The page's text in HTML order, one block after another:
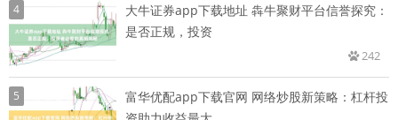
4
大牛证券app下载地址 犇牛聚财平台信誉探究：
是否正规，投资
242
5
富华优配app下载官网 网络炒股新策略：杠杆投